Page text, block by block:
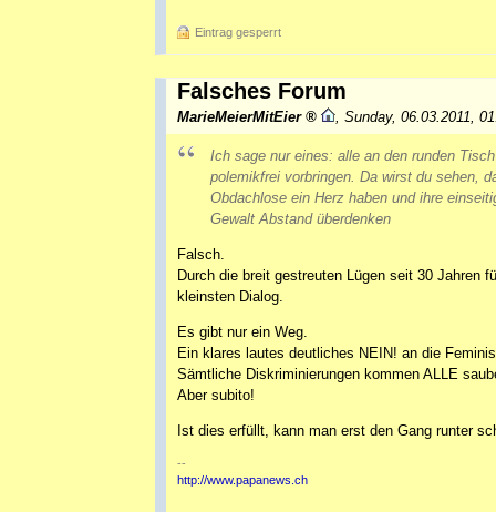
Eintrag gesperrt
Falsches Forum
MarieMeierMitEier Sunday, 06.03.2011,
Ich sage nur eines: alle an den runden
polemikfrei vorbringen. Da wirst du sehen,
Obdachlose ein Herz haben und ihre
Gewalt Abstand überdenken
Falsch.
Durch die breit gestreuten Lügen seit 30 Jahren
kleinsten Dialog.
Es gibt nur ein Weg.
Ein klares lautes deutliches NEIN! an die
Sämtliche Diskriminierungen kommen ALLE
Aber subito!
Ist dies erfüllt, kann man erst den Gang runter
--
http://www.papanews.ch